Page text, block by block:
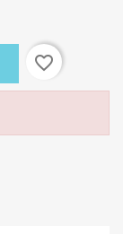
favorite_border